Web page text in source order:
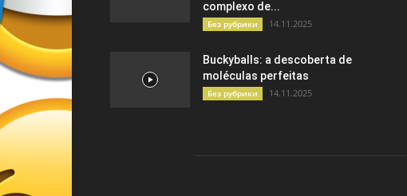
complexo de...
Без рубрики 14.11.2025
Buckyballs: a descoberta de
moléculas perfeitas
Без рубрики 14.11.2025